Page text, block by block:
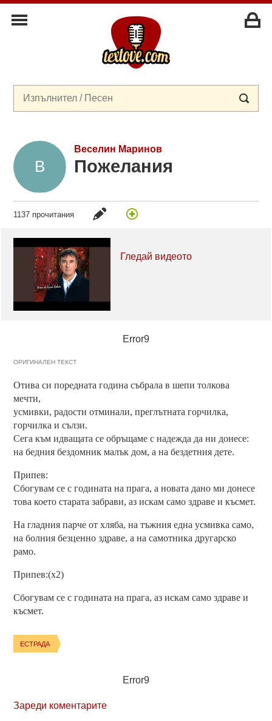
Веселин Маринов
Пожелания
1137 прочитания
Гледай видеото
Error9
ОРИГИНАЛЕН ТЕКСТ
Отива си поредната година събрала в шепи толкова
мечти,
усмивки, радости отминали, преглътната горчилка,
горчилка и сълзи.
Сега към идващата се обръщаме с надежда да ни донесе:
на бедния бездомник малък дом, а на бездетния дете.
Припев:
Сбогувам се с годината на прага, а новата дано ми донесе
това което старата забрави, аз искам само здраве и късмет.
На гладния парче от хляба, на тъжния една усмивка само,
на болния безценно здраве, а на самотника другарско
рамо.
Припев:(x2)
Сбогувам се с годината на прага, аз искам само здраве и
късмет.
ЕСТРАДА
Error9
Зареди коментарите